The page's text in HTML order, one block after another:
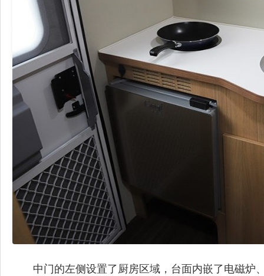
中门的左侧设置了厨房区域，台面内嵌了电磁